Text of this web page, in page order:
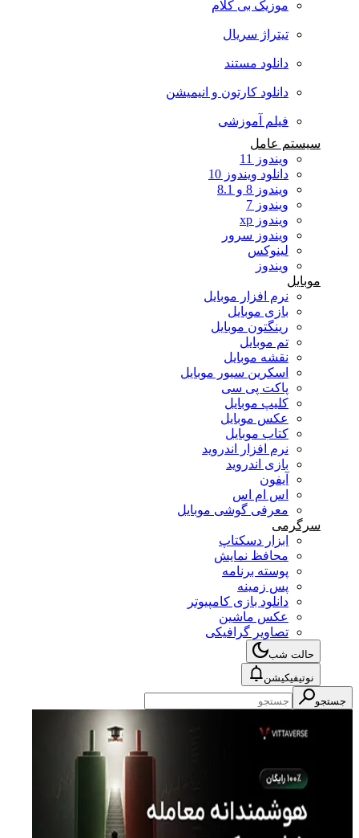
موزیک بی کلام
تیتراژ سریال
دانلود مستند
دانلود کارتون و انیمیشن
فیلم آموزشی
سیستم عامل
ویندوز 11
دانلود ویندوز 10
ویندوز 8 و 8.1
ویندوز 7
ویندوز xp
ویندوز سرور
لینوکس
ویندوز
موبایل
نرم افزار موبایل
بازی موبایل
رینگتون موبایل
تم موبایل
نقشه موبایل
اسکرین سیور موبایل
پاکت پی سی
کلیپ موبایل
عکس موبایل
کتاب موبایل
نرم افزار اندروید
بازی اندروید
آیفون
اس ام اس
معرفی گوشی موبایل
سرگرمی
ابزار دسکتاپ
محافظ نمایش
پوسته برنامه
پس زمینه
دانلود بازی کامپیوتر
عکس ماشین
تصاویر گرافیکی
حالت شب
نوتیفیکیشن
جستجو